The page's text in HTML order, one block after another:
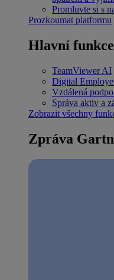
Promluvte si s
Prozkoumat platformu
Hlavní funkce
TeamViewer AI
Digital
Vzdálená
Správa aktiv a
Zobrazit všechny
Zpráva